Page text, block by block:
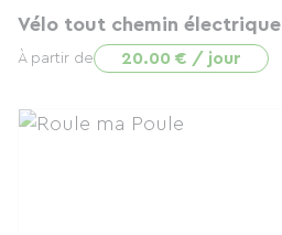
Vélo tout chemin électrique
À partir de 20.00 € / jour